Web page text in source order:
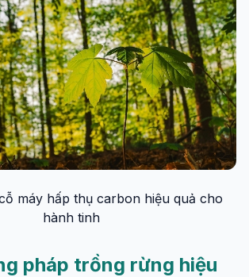
máy hấp thụ carbon hiệu quả cho
hành tinh
pháp trồng rừng hiệu